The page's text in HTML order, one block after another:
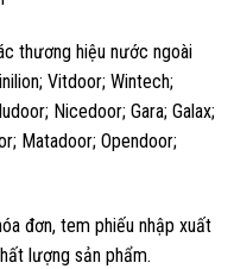
thương hiệu nước ngoài
Vitdoor; Wintech;
Nicedoor; Gara; Galax;
Matadoor; Opendoor;
đơn, tem phiếu nhập xuất
lượng sản phẩm.